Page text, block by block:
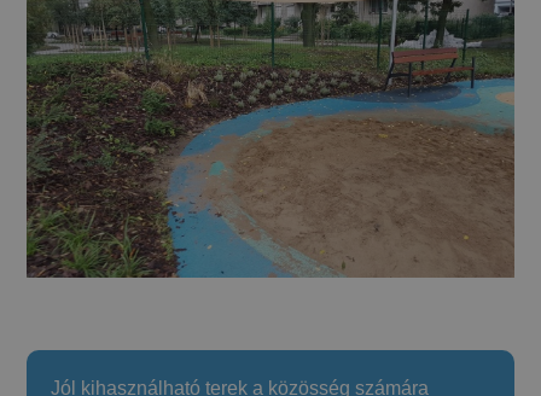
Jól kihasználható terek a közösség számára